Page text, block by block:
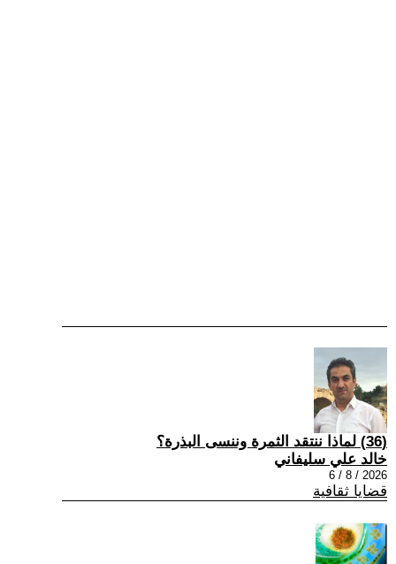
(36) لماذا ننتقد الثمرة وننسى البذرة؟
خالد علي سليفاني
2026 / 8 / 6
قضايا ثقافية